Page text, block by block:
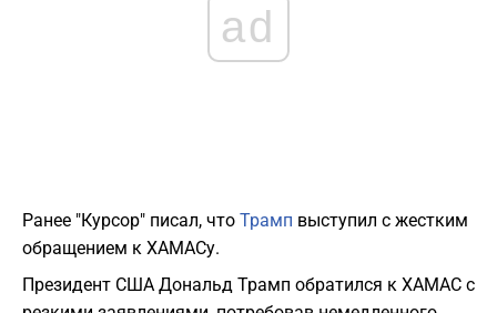
ad
Ранее "Курсор" писал, что Трамп выступил с жестким
обращением к ХАМАСу.
Президент США Дональд Трамп обратился к ХАМАС с